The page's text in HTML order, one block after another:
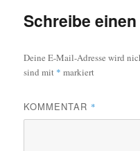
Schreibe
Deine E-Mail-Adresse wird
sind mit * markiert
KOMMENTAR *